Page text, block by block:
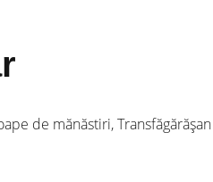
de mănăstiri,